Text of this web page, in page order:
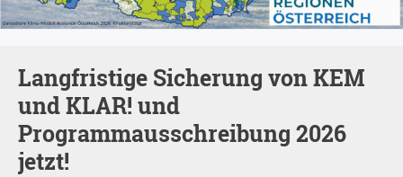
Langfristige Sicherung von KEM
und KLAR! und
Programmausschreibung 2026
jetzt!